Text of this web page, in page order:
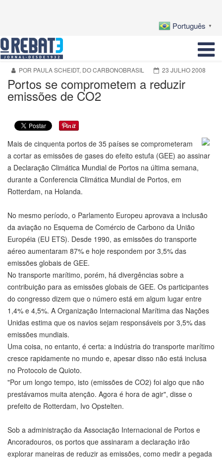
Português ▼
POR PAULA SCHEIDT, DO CARBONOBRASIL 23 JULHO 2008
Portos se comprometem a reduzir
emissões de CO2
Mais de cinquenta portos de 35 países se comprometeram
a cortar as emissões de gases do efeito estufa (GEE) ao assinar
a Declaração Climática Mundial de Portos na última semana,
durante a Conferencia Climática Mundial de Portos, em
Rotterdam, na Holanda.
No mesmo período, o Parlamento Europeu aprovava a inclusão
da aviação no Esquema de Comércio de Carbono da União
Européia (EU ETS). Desde 1990, as emissões do transporte
aéreo aumentaram 87% e hoje respondem por 3,5% das
emissões globais de GEE.
No transporte marítimo, porém, há divergências sobre a
contribuição para as emissões globais de GEE. Os participantes
do congresso dizem que o número está em algum lugar entre
1,4% e 4,5%. A Organização Internacional Marítima das Nações
Unidas estima que os navios sejam responsáveis por 3,5% das
emissões mundiais.
Uma coisa, no entanto, é certa: a indústria do transporte marítimo
cresce rapidamente no mundo e, apesar disso não está inclusa
no Protocolo de Quioto.
"Por um longo tempo, isto (emissões de CO2) foi algo que não
prestávamos muita atenção. Agora é hora de agir", disse o
prefeito de Rotterdam, Ivo Opstelten.
Sob a administração da Associação Internacional de Portos e
Ancoradouros, os portos que assinaram a declaração irão
explorar maneiras de reduzir as emissões, como medir a pegada